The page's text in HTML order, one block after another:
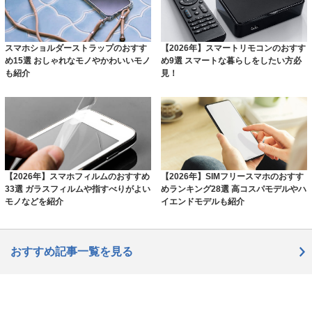
スマホショルダーストラップのおすす
め15選 おしゃれなモノやかわいいモノ
も紹介
【2026年】スマートリモコンのおすす
め9選 スマートな暮らしをしたい方必
見！
【2026年】スマホフィルムのおすすめ
33選 ガラスフィルムや指すべりがよい
モノなどを紹介
【2026年】SIMフリースマホのおすす
めランキング28選 高コスパモデルやハ
イエンドモデルも紹介
おすすめ記事一覧を見る